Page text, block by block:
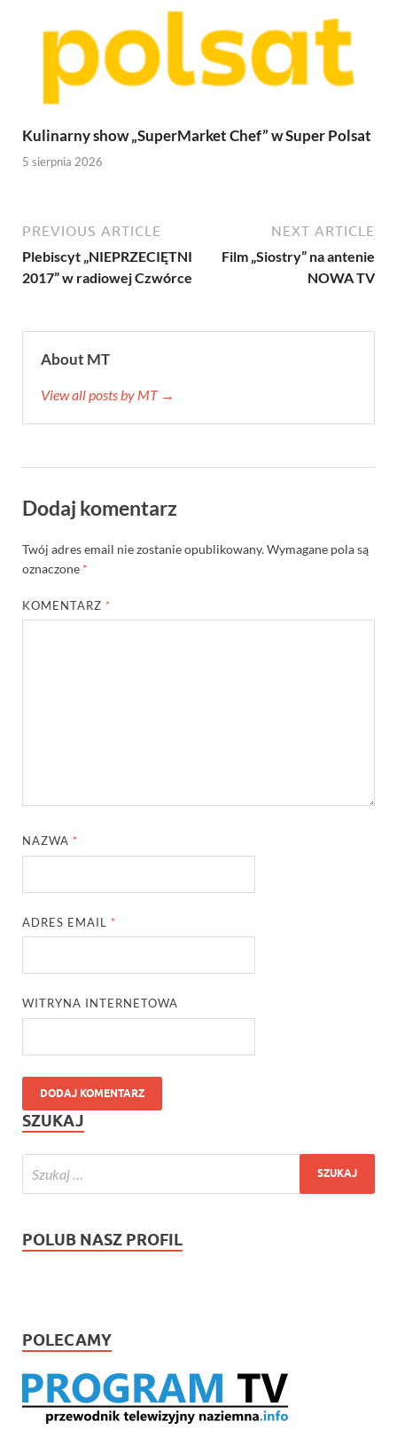
Kulinarny show „SuperMarket Chef” w Super Polsat
5 sierpnia 2026
PREVIOUS ARTICLE
Plebiscyt „NIEPRZECIĘTNI
2017” w radiowej Czwórce
NEXT ARTICLE
Film „Siostry” na antenie
NOWA TV
About MT
View all posts by MT →
Dodaj komentarz
Twój adres email nie zostanie opublikowany.Wymagane pola są
oznaczone *
KOMENTARZ *
NAZWA *
ADRES EMAIL *
WITRYNA INTERNETOWA
SZUKAJ
POLUB NASZ PROFIL
POLECAMY